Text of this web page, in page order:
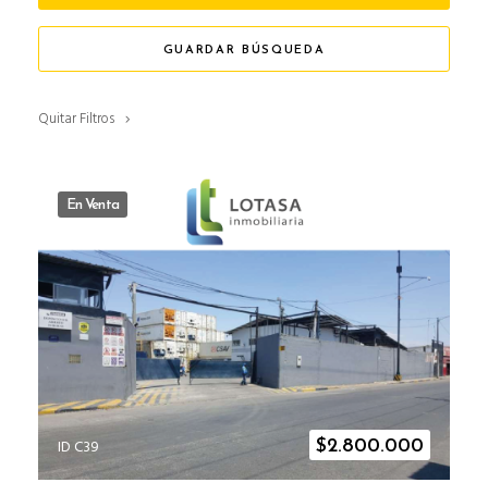
GUARDAR BÚSQUEDA
Quitar Filtros
En Venta
ID C39 $2.800.000